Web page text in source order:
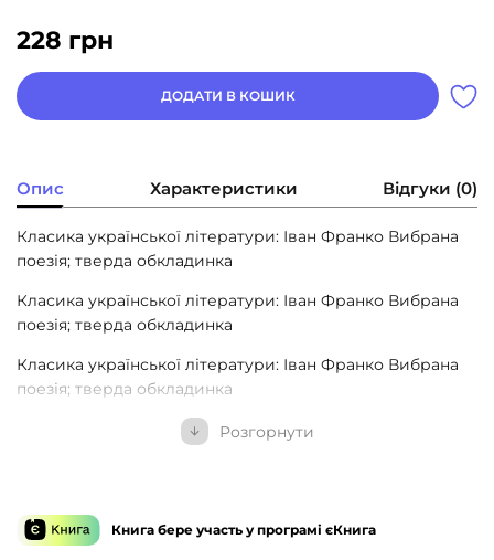
228 грн
ДОДАТИ В КОШИК
Опис Характеристики Відгуки (0)
Класика української літератури: Іван Франко Вибрана
поезія; тверда обкладинка
Класика української літератури: Іван Франко Вибрана
поезія; тверда обкладинка
Класика української літератури: Іван Франко Вибрана
поезія; тверда обкладинка
Класика української літератури: Іван Франко Вибрана
поезія; тверда обкладинка
Розгорнути
Книга бере участь у програмі єКнига